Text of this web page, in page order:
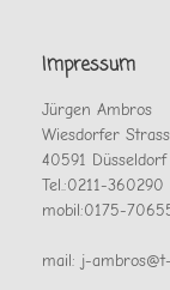
Impressum
Jürgen Ambros
Wiesdorfer
40591 Düsseldorf
Tel.:0211-360290
mobil:0175-
mail: j-